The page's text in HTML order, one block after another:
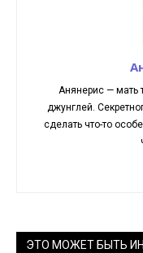
Анянерис — мать
джунглей.
сделать что-то
ЭТО МОЖЕТ БЫТЬ